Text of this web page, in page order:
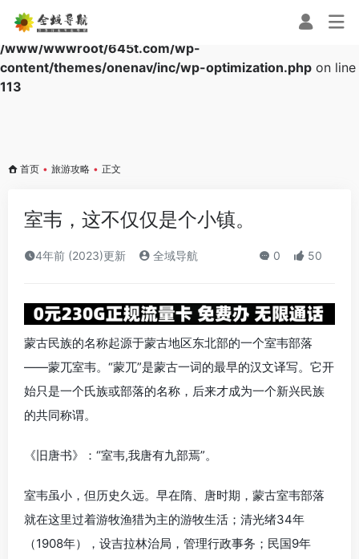
Warning: Array to string conversion in
/www/wwwroot/645t.com/wp-
content/themes/onenav/inc/wp-optimization.php on line
113
首页 • 旅游攻略 • 正文
室韦，这不仅仅是个小镇。
4年前 (2023)更新 全域导航 0 50
蒙古民族的名称起源于蒙古地区东北部的一个室韦部落
——蒙兀室韦。“蒙兀”是蒙古一词的最早的汉文译写。它开
始只是一个氏族或部落的名称，后来才成为一个新兴民族
的共同称谓。
《旧唐书》：“室韦,我唐有九部焉”。
室韦虽小，但历史久远。早在隋、唐时期，蒙古室韦部落
就在这里过着游牧渔猎为主的游牧生活；清光绪34年
（1908年），设吉拉林治局，管理行政事务；民国9年